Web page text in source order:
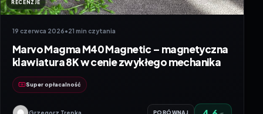
RECENZJE
19 czerwca 2026•21 min czytania
Marvo Magma M40 Magnetic – magnetyczna
klawiatura 8K w cenie zwykłego mechanika
Super opłacalność
PORÓWNAJ